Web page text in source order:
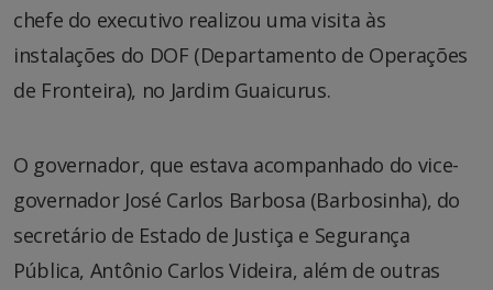
chefe do executivo realizou uma visita às
instalações do DOF (Departamento de Operações
de Fronteira), no Jardim Guaicurus.
O governador, que estava acompanhado do vice-
governador José Carlos Barbosa (Barbosinha), do
secretário de Estado de Justiça e Segurança
Pública, Antônio Carlos Videira, além de outras